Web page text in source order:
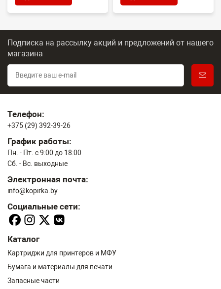
Подписка на рассылку акций и предложений от нашего
магазина
Телефон:
+375 (29) 392-39-26
График работы:
Пн. - Пт. с 9:00 до 18:00
Сб. - Вс. выходные
Электронная почта:
info@kopirka.by
Социальные сети:
Каталог
Картриджи для принтеров и МФУ
Бумага и материалы для печати
Запасные части